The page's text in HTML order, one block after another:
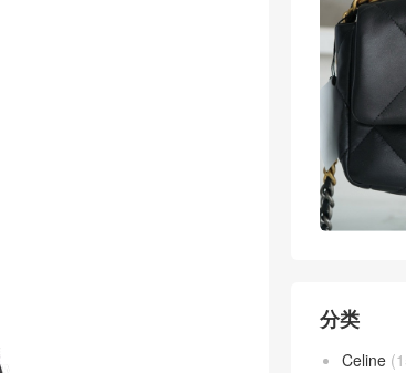
分类
Celine